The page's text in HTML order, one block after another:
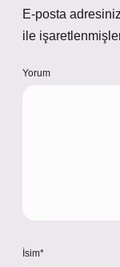
E-posta
ile
Yorum
İsim*